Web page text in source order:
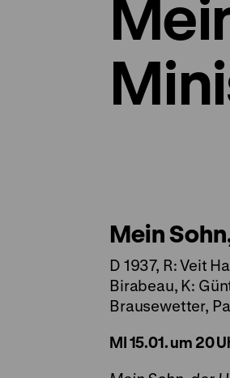
Mein
D 1937, R: Veit
Birabeau, K:
Brausewetter,
MI 15.01. um 20